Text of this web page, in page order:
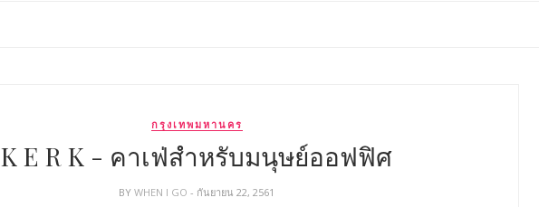
กรุงเทพมหานคร
K E R K - คาเฟ่สำหรับมนุษย์ออฟฟิศ
BYWHEN I GO- กันยายน 22, 2561